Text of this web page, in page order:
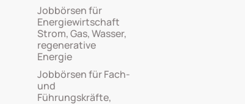
Jobbörsen für
Energiewirtschaft
Strom, Gas, Wasser,
regenerative
Energie
Jobbörsen für Fach-
und
Führungskräfte,